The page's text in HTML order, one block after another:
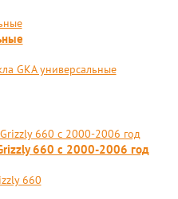
GKA универсальные
660 c 2000-2006 год
660